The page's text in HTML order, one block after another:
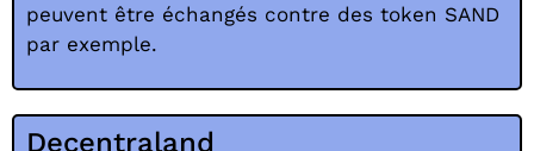
peuvent être échangés contre des token SAND
par exemple.
Decentraland